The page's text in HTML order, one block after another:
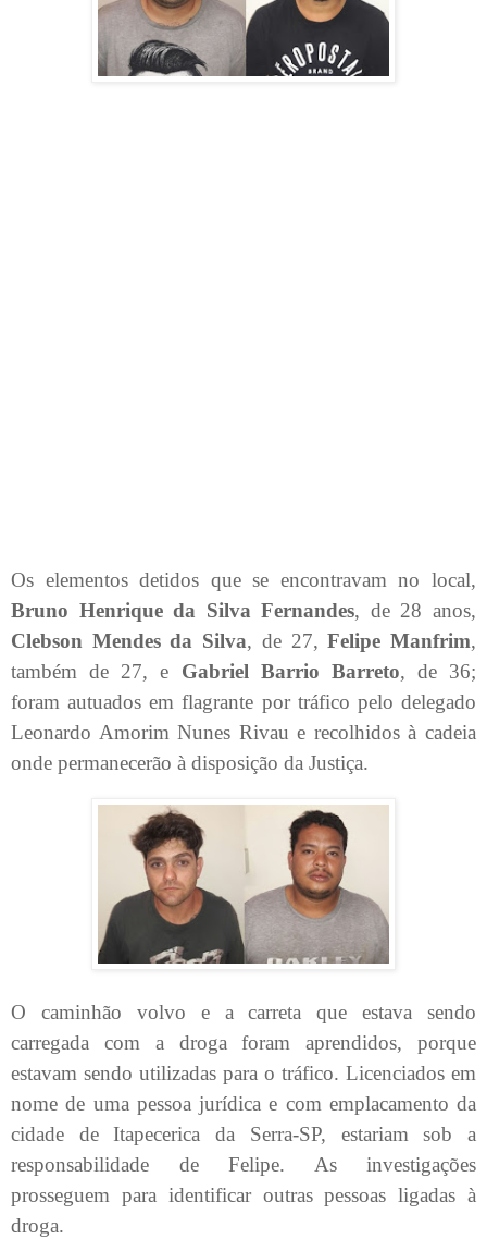
Os elementos detidos que se encontravam no local,
Bruno Henrique da Silva Fernandes, de 28 anos,
Clebson Mendes da Silva, de 27,Felipe Manfrim,
também de 27, e Gabriel Barrio Barreto, de 36;
foram autuados em flagrante por tráfico pelo delegado
Leonardo Amorim Nunes Rivau e recolhidos à cadeia
onde permanecerão à disposição da Justiça.
O caminhão volvo e a carreta que estava sendo
carregada com a droga foram aprendidos, porque
estavam sendo utilizadas para o tráfico. Licenciados em
nome de uma pessoa jurídica e com emplacamento da
cidade de Itapecerica da Serra-SP, estariam sob a
responsabilidade de Felipe. As investigações
prosseguem para identificar outras pessoas ligadas à
droga.